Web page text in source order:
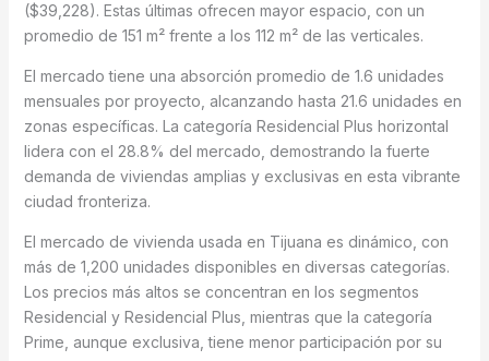
($39,228). Estas últimas ofrecen mayor espacio, con un
promedio de 151 m² frente a los 112 m² de las verticales.
El mercado tiene una absorción promedio de 1.6 unidades
mensuales por proyecto, alcanzando hasta 21.6 unidades en
zonas específicas. La categoría Residencial Plus horizontal
lidera con el 28.8% del mercado, demostrando la fuerte
demanda de viviendas amplias y exclusivas en esta vibrante
ciudad fronteriza.
El mercado de vivienda usada en Tijuana es dinámico, con
más de 1,200 unidades disponibles en diversas categorías.
Los precios más altos se concentran en los segmentos
Residencial y Residencial Plus, mientras que la categoría
Prime, aunque exclusiva, tiene menor participación por su